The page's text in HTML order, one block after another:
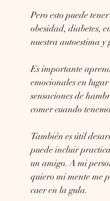
Pero esto puede
obesidad, diabetes,
nuestra autoestima y
Es importante
emocionales en
sensaciones de
comer cuando
También es útil
puede incluir
un amigo. A mi
quiero mi mente me
caer en la gula.